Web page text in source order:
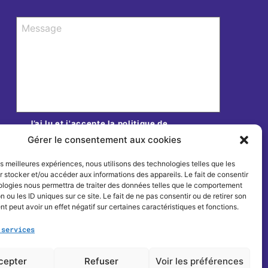
Gérer le consentement aux cookies
meilleures expériences, nous utilisons des technologies telles que les
stocker et/ou accéder aux informations des appareils. Le fait de consentir
nous permettra de traiter des données telles que le comportement
ou les ID uniques sur ce site. Le fait de ne pas consentir ou de retirer son
peut avoir un effet négatif sur certaines caractéristiques et fonctions.
Refuser Voir les préférences
J’ai lu et j'accepte la politique de
Accepter
hCaptcha